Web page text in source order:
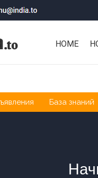
HOME
База знаний